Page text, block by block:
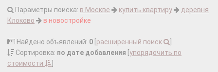
Параметры поиска: в Москве купить квартиру
деревня
Клоково
в новостройке
Найдено объявлений: 0 расширенный поиск
Сортировка: по дате добавления упорядочить по
стоимости